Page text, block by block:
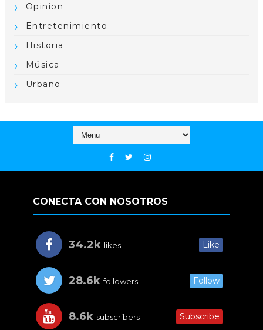
Opinion
Entretenimiento
Historia
Música
Urbano
CONECTA CON NOSOTROS
34.2k likes Like
28.6k followers Follow
8.6k subscribers Subscribe